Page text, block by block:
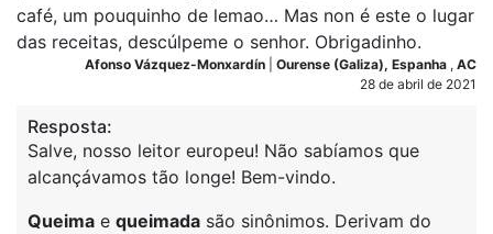
café, um pouquinho de lemao… Mas non é este o lugar
das receitas, descúlpeme o senhor. Obrigadinho.
Afonso Vázquez-Monxardín Ourense (Galiza), Espanha , AC
28 de abril de 2021
Resposta:
Salve, nosso leitor europeu! Não sabíamos que
alcançávamos tão longe! Bem-vindo.
Queima e queimada são sinônimos. Derivam do